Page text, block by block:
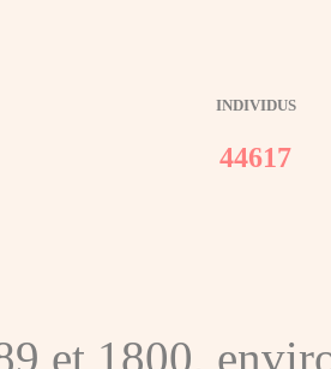
INDIVIDUS
44617
et 1800,